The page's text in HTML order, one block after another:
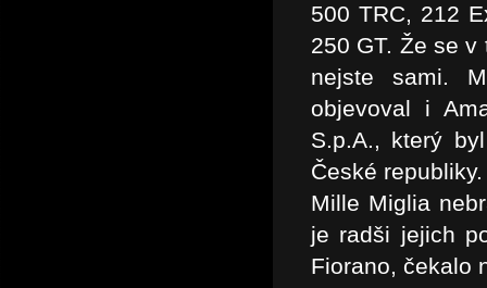
500 TRC, 212
250 GT. Že se
nejste sami.
objevoval i
S.p.A., který
České
Mille Miglia
je radši jejich
Fiorano, čekalo